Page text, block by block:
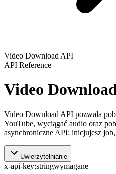
Video Download API
API Reference
Video
Video Download API pozwala
YouTube, wyciągać audio oraz
asynchroniczne API: inicjujesz
Uwierzytelnianie
x-api-key:stringwymagane